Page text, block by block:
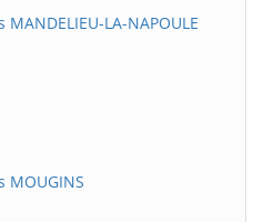
LA-NAPOULE
MOUGINS